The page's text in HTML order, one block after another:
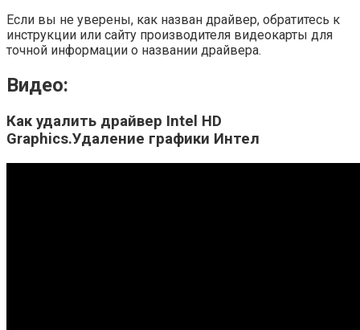
Если вы не уверены, как назван драйвер, обратитесь к
инструкции или сайту производителя видеокарты для
точной информации о названии драйвера.
Видео:
Как удалить драйвер Intel HD
Graphics.Удаление графики Интел